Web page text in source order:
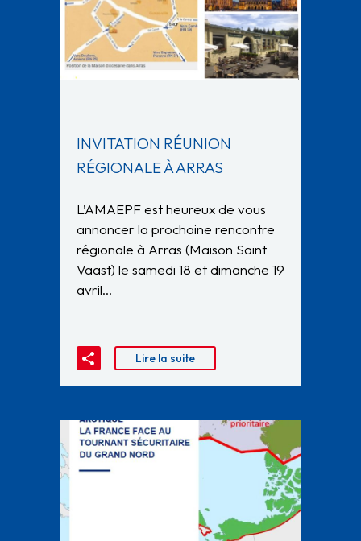
INVITATION RÉUNION
RÉGIONALE À ARRAS
L’AMAEPF est heureux de vous
annoncer la prochaine rencontre
régionale à Arras (Maison Saint
Vaast) le samedi 18 et dimanche 19
avril…
Lire la suite